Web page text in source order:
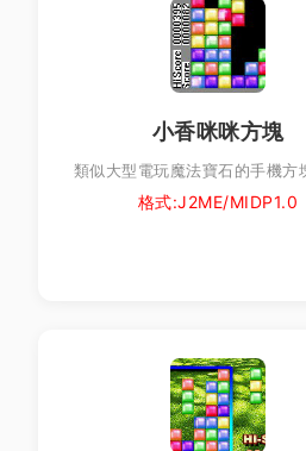
小香咪咪方塊
類似大型電玩魔法寶石的手機方
格式:J2ME/MIDP1.0